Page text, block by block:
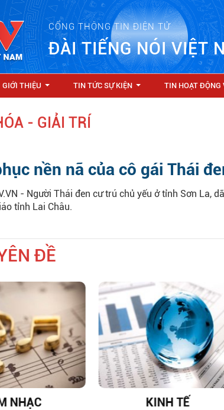
CỔNG THÔNG TIN ĐIỆN TỬ
ĐÀI TIẾNG NÓI VIỆT
GIỚI THIỆU TIN TỨC SỰ KIỆN TIN HOẠT ĐỘNG
- GIẢI TRÍ
nền nã của cô gái Thái
- Người Thái đen cư trú chủ yếu ở tỉnh Sơn La,
tỉnh Lai Châu.
ĐỀ
NHẠC KINH TẾ